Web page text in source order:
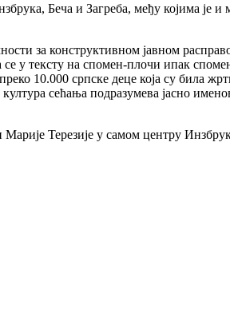
Беча и Загреба, међу којима је
за конструктивном јавном расправом
се у тексту на спомен-плочи ипак
10.000 српске деце која су била
сећања подразумева јасно
Терезије у самом центру